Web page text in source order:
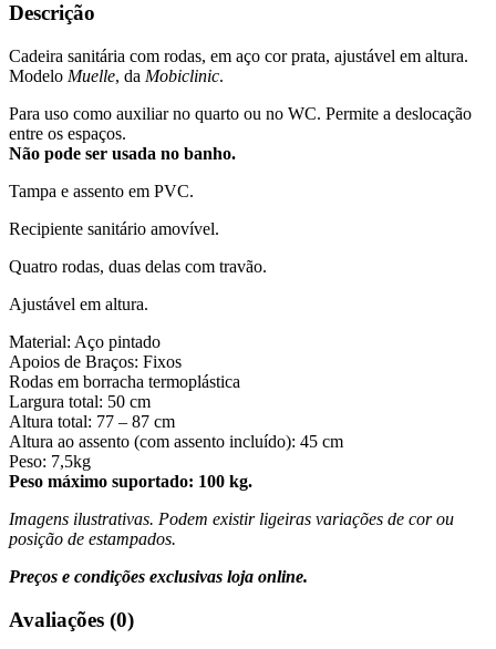
Descrição
Cadeira sanitária com rodas, em aço cor prata, ajustável em altura.
Modelo Muelle, da Mobiclinic.
Para uso como auxiliar no quarto ou no WC. Permite a deslocação
entre os espaços.
Não pode ser usada no banho.
Tampa e assento em PVC.
Recipiente sanitário amovível.
Quatro rodas, duas delas com travão.
Ajustável em altura.
Material: Aço pintado
Apoios de Braços: Fixos
Rodas em borracha termoplástica
Largura total: 50 cm
Altura total: 77 – 87 cm
Altura ao assento (com assento incluído): 45 cm
Peso: 7,5kg
Peso máximo suportado: 100 kg.
Imagens ilustrativas. Podem existir ligeiras variações de cor ou
posição de estampados.
Preços e condições exclusivas loja online.
Avaliações (0)